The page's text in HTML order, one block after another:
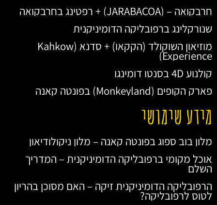
חרבקואה – (JARABACOA) + רפטינג בחרבקואה
שנורקלינג ברפובליקה הדומיניקנית
מוזיאון השוקולד (הקקאו) + סדנא (Kahkow
Experience)
קולנוע 4D בסנטו דומינגו
פארק הקופים (Monkeyland) בפונטה קאנה
מידע שימושי
מלון בוב ספוג בפונטה קאנה – מלון ניקולודיאון
אוכל מקומי ברפובליקה הדומיניקנית – המדריך
השלם
הרפובליקה הדומיניקנית זיקה – האם מסוכן בהריון
לטוס לרפובליקה?